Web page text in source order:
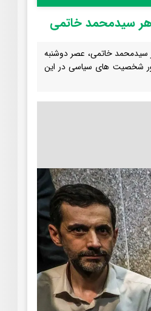
سیدمحمد خاتمی
سیدمحمد خاتمی، عصر دوشنبه
حضور شخصیت های سیاسی در این